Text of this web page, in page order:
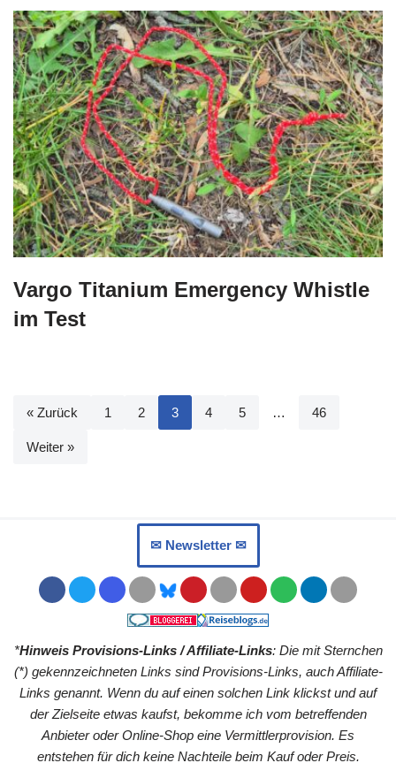
Vargo Titanium Emergency Whistle
im Test
« Zurück 1 2 3 4 5 … 46
Weiter »
✉︎ Newsletter ✉︎
*Hinweis Provisions-Links / Affiliate-Links: Die mit Sternchen
(*) gekennzeichneten Links sind Provisions-Links, auch Affiliate-
Links genannt. Wenn du auf einen solchen Link klickst und auf
der Zielseite etwas kaufst, bekomme ich vom betreffenden
Anbieter oder Online-Shop eine Vermittlerprovision. Es
entstehen für dich keine Nachteile beim Kauf oder Preis.